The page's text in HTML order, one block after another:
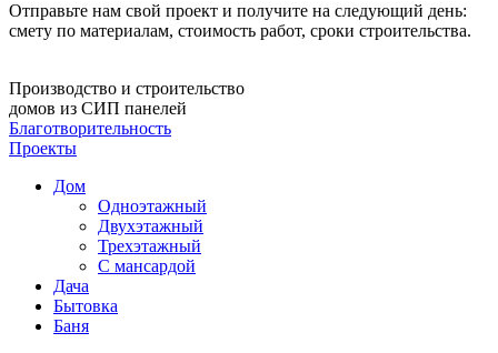
Отправьте нам свой проект и получите на следующий день:
смету по материалам, стоимость работ, сроки строительства.
Производство и строительство
домов из СИП панелей
Благотворительность
Проекты
Дом
Одноэтажный
Двухэтажный
Трехэтажный
С мансардой
Дача
Бытовка
Баня